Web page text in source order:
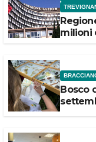
milioni
Bosco